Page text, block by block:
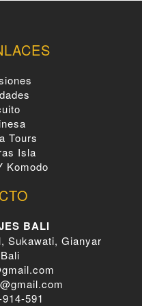
Tours
Isla
Komodo
BALI
Sukawati, Gianyar
591